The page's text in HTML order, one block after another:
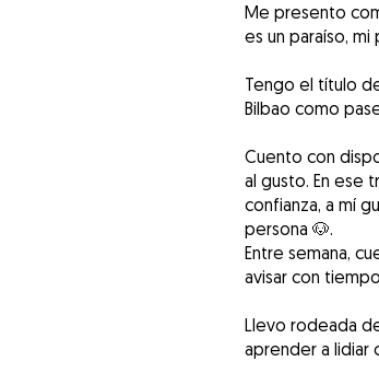
Me presento
es un paraíso,
Tengo el título
Bilbao como
Cuento con
al gusto. En ese
confianza, a mí
persona 🐶.
Entre semana,
avisar con
Llevo rodeada
aprender a lidiar